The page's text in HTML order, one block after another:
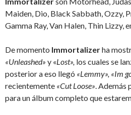
Maiden, Dio, Black Sabbath, Ozzy,
Gamma Ray, Van Halen, Thin Lizzy,
De momento Immortalizerha
«Unleashed» y «Lost», los cuales se
posterior a eso llegó «Lemmy», «Im
recientemente «Cut Loose» .
para un álbum completo que